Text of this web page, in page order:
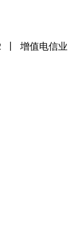
丨 增值电信业